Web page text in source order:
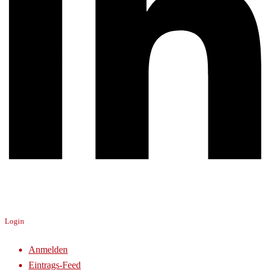
Login
Anmelden
Eintrags-Feed